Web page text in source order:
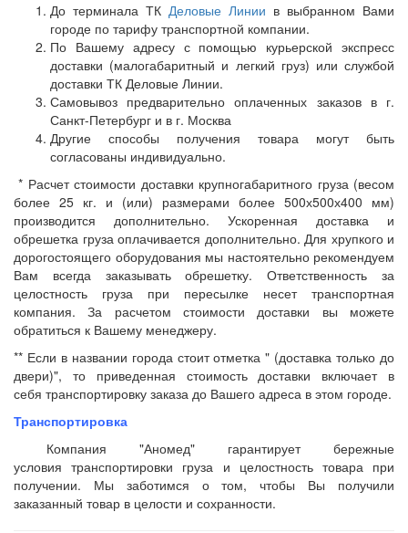
До терминала ТК Деловые Линии в выбранном Вами
городе по тарифу транспортной компании.
По Вашему адресу с помощью курьерской экспресс
доставки (малогабаритный и легкий груз) или службой
доставки ТК Деловые Линии.
Самовывоз предварительно оплаченных заказов в г.
Санкт-Петербург и в г. Москва
Другие способы получения товара могут быть
согласованы индивидуально.
* Расчет стоимости доставки крупногабаритного груза (весом
более 25 кг. и (или) размерами более 500х500х400 мм)
производится дополнительно. Ускоренная доставка и
обрешетка груза оплачивается дополнительно. Для хрупкого и
дорогостоящего оборудования мы настоятельно рекомендуем
Вам всегда заказывать обрешетку. Ответственность за
целостность груза при пересылке несет транспортная
компания. За расчетом стоимости доставки вы можете
обратиться к Вашему менеджеру.
** Если в названии города стоит отметка " (доставка только до
двери)", то приведенная стоимость доставки включает в
себя транспортировку заказа до Вашего адреса в этом городе.
Транспортировка
Компания "Аномед" гарантирует бережные
условия транспортировки груза и целостность товара при
получении. Мы заботимся о том, чтобы Вы получили
заказанный товар в целости и сохранности.